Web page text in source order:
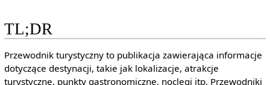
TL;DR
Przewodnik turystyczny to publikacja zawierająca informacje
dotyczące destynacji, takie jak lokalizacje, atrakcje
turystyczne, punkty gastronomiczne, noclegi itp. Przewodniki